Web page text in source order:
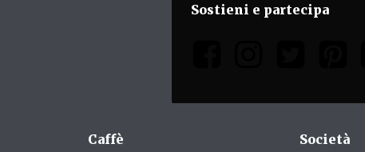
Sostieni e partecipa
Caffè
Società